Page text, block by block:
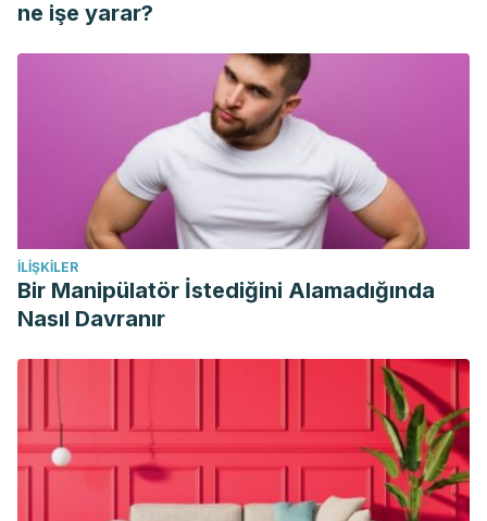
ne işe yarar?
İLIŞKILER
Bir Manipülatör İstediğini Alamadığında
Nasıl Davranır